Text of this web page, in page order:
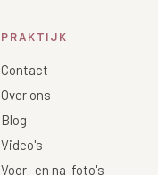
PRAKTIJK
Contact
Over ons
Blog
Video's
Voor- en na-foto's